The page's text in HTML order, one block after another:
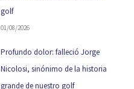
golf
01/08/2026
Profundo dolor: falleció Jorge
Nicolosi, sinónimo de la historia
grande de nuestro golf